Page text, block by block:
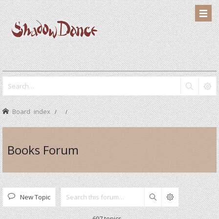
Board index
Books Forum
New Topic Search